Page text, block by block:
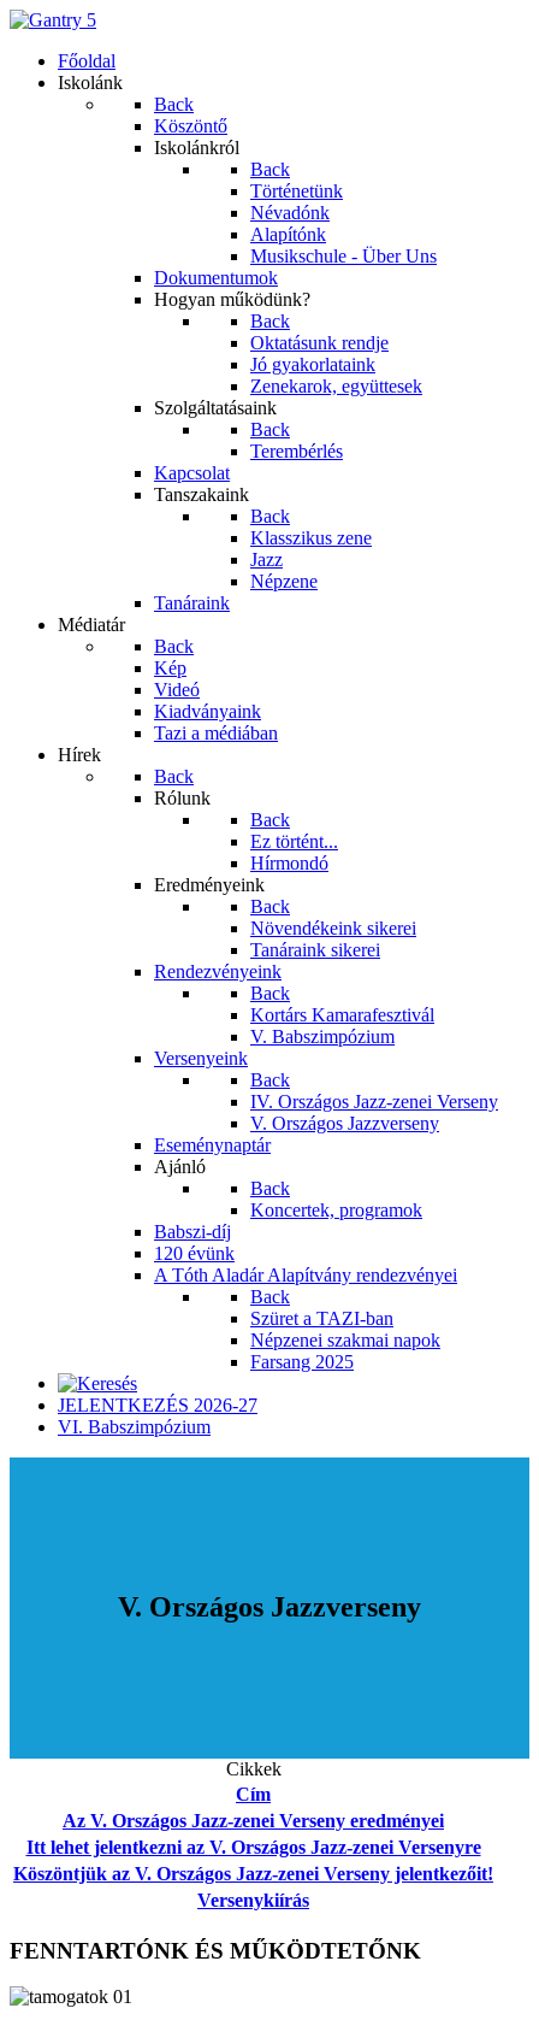
Főoldal
Iskolánk
Back
Köszöntő
Iskolánkról
Back
Történetünk
Névadónk
Alapítónk
Musikschule - Über Uns
Dokumentumok
Hogyan működünk?
Back
Oktatásunk rendje
Jó gyakorlataink
Zenekarok, együttesek
Szolgáltatásaink
Back
Terembérlés
Kapcsolat
Tanszakaink
Back
Klasszikus zene
Jazz
Népzene
Tanáraink
Médiatár
Back
Kép
Videó
Kiadványaink
Tazi a médiában
Hírek
Back
Rólunk
Back
Ez történt...
Hírmondó
Eredményeink
Back
Növendékeink sikerei
Tanáraink sikerei
Rendezvényeink
Back
Kortárs Kamarafesztivál
V. Babszimpózium
Versenyeink
Back
IV. Országos Jazz-zenei Verseny
V. Országos Jazzverseny
Eseménynaptár
Ajánló
Back
Koncertek, programok
Babszi-díj
120 évünk
A Tóth Aladár Alapítvány rendezvényei
Back
Szüret a TAZI-ban
Népzenei szakmai napok
Farsang 2025
JELENTKEZÉS 2026-27
VI. Babszimpózium
V. Országos Jazzverseny
Cikkek
Cím
Az V. Országos Jazz-zenei Verseny eredményei
Itt lehet jelentkezni az V. Országos Jazz-zenei Versenyre
Köszöntjük az V. Országos Jazz-zenei Verseny jelentkezőit!
Versenykiírás
FENNTARTÓNK ÉS MŰKÖDTETŐNK